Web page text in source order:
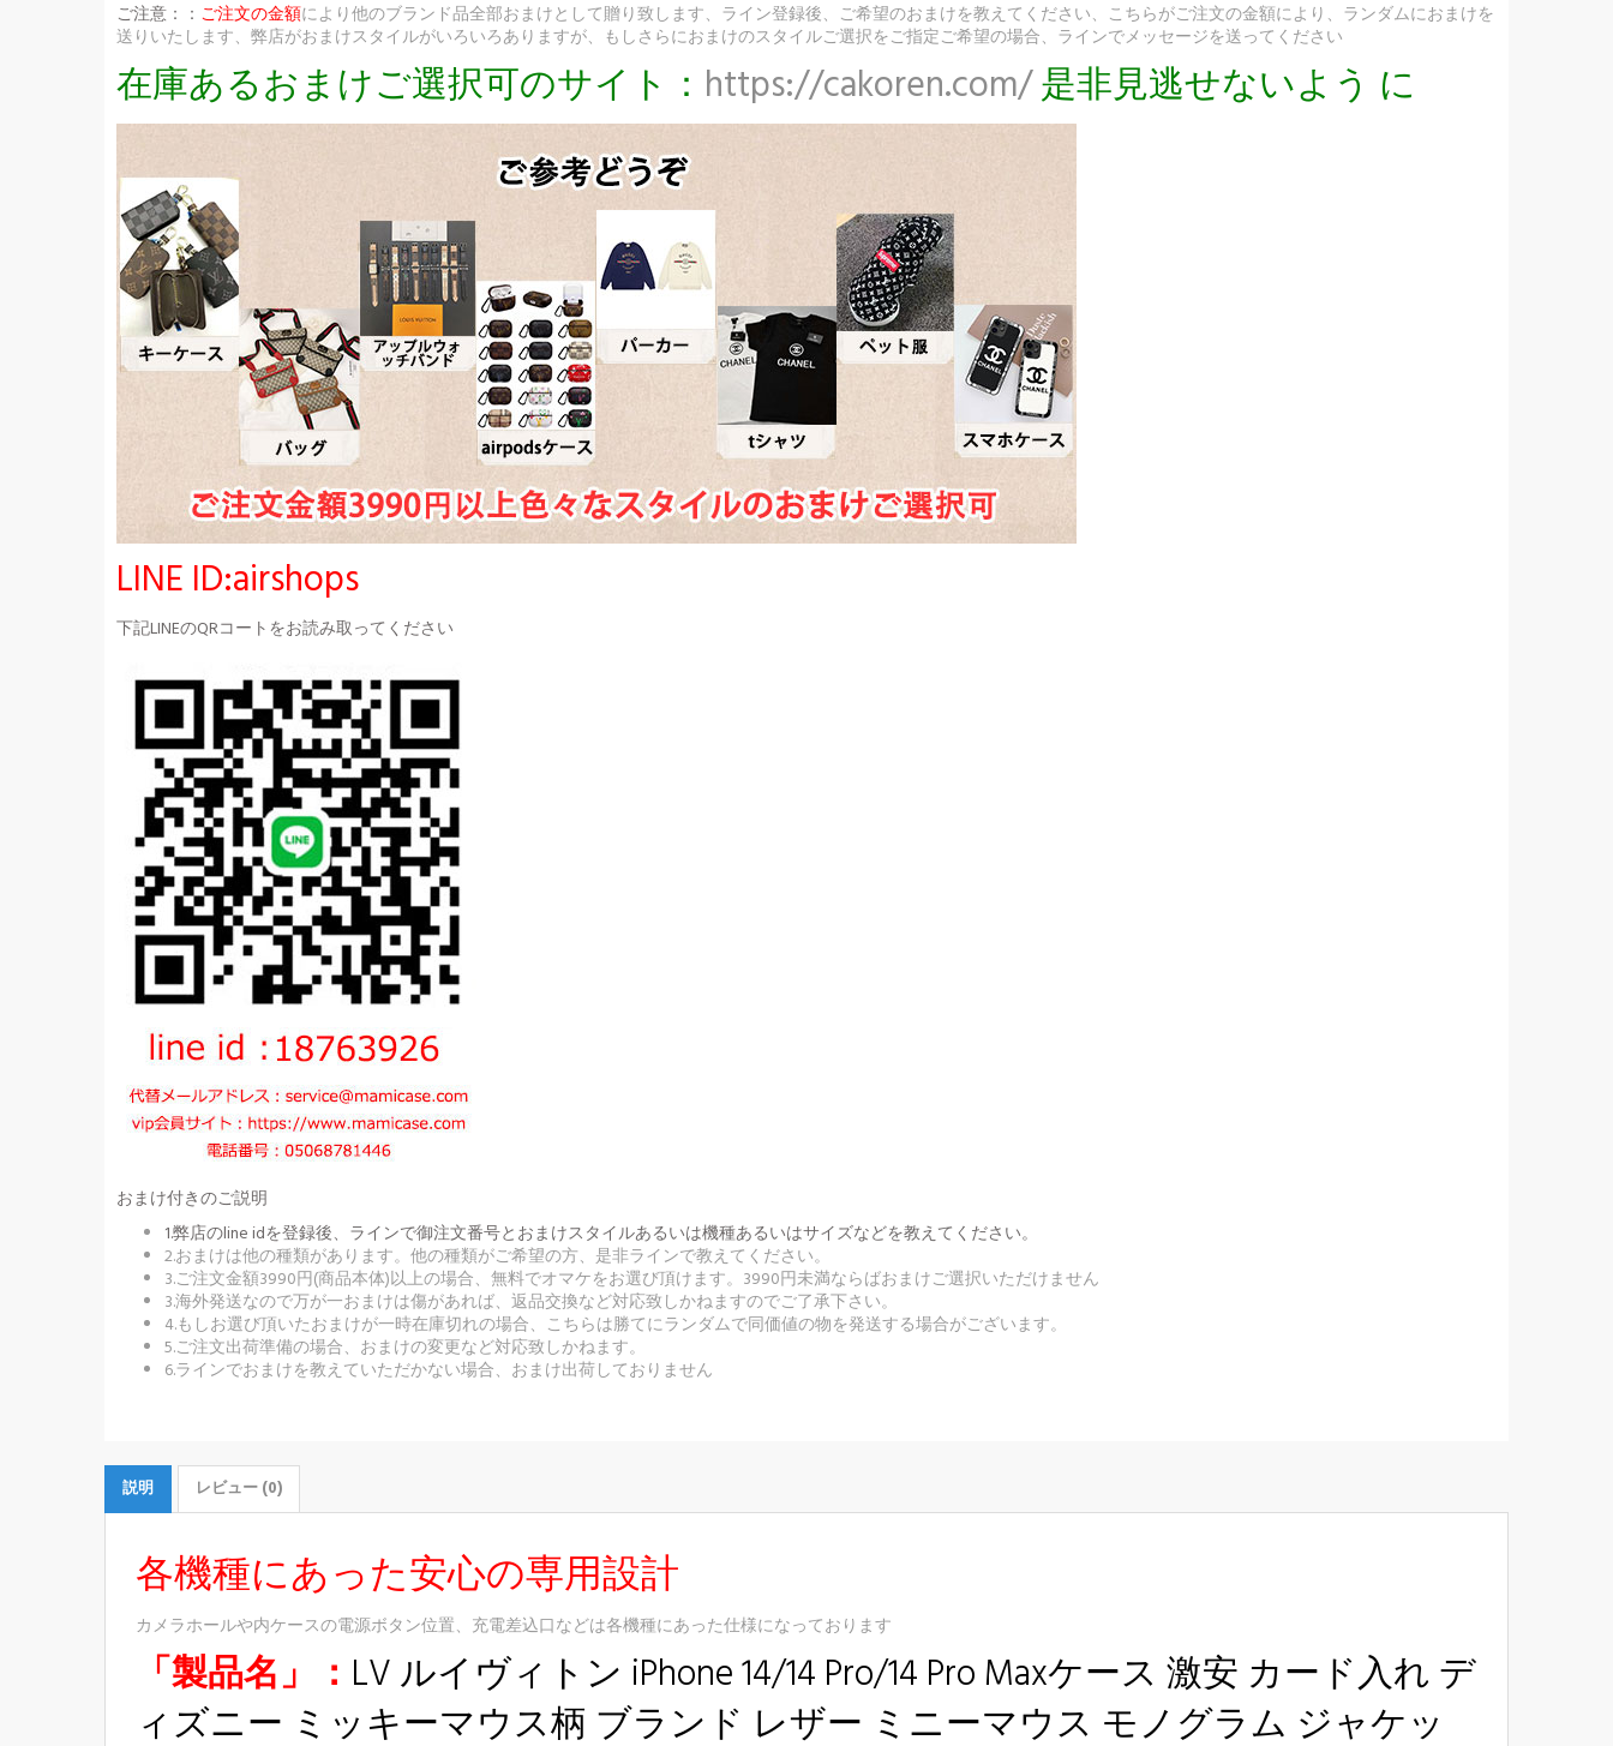
ご注意：： ご注文の金額により他のブランド品全部おまけとして贈り致します、ライン登録後、ご希望のおまけを教えてください、こちらがご注文の金額により、ランダムにおまけを
送りいたします、弊店がおまけスタイルがいろいろありますが、もしさらにおまけのスタイルご選択をご指定ご希望の場合、ラインでメッセージを送ってください
在庫あるおまけご選択可のサイト： https://cakoren.com/是非見逃せないよう に
LINE ID:airshops
下記LINEのQRコートをお読み取ってください
おまけ付きのご説明
1.弊店のline idを登録後、ラインで御注文番号とおまけスタイルあるいは機種あるいはサイズなどを教えてください。
2.おまけは他の種類があります。他の種類がご希望の方、是非ラインで教えてください。
3.ご注文金額3990円(商品本体)以上の場合、無料でオマケをお選び頂けます。3990円未満ならばおまけご選択いただけません
3.海外発送なので万が一おまけは傷があれば、返品交換など対応致しかねますのでご了承下さい。
4.もしお選び頂いたおまけが一時在庫切れの場合、こちらは勝てにランダムで同価値の物を発送する場合がございます。
5.ご注文出荷準備の場合、おまけの変更など対応致しかねます。
6.ラインでおまけを教えていただかない場合、おまけ出荷しておりません
説明 レビュー (0)
各機種にあった安心の専用設計
カメラホールや内ケースの電源ボタン位置、充電差込口などは各機種にあった仕様になっております
「製品名」： LV ルイヴィトン iPhone 14/14 Pro/14 Pro Maxケース 激安 カード入れ デ
ィズニー ミッキーマウス柄 ブランド レザー ミニーマウス モノグラム ジャケッ